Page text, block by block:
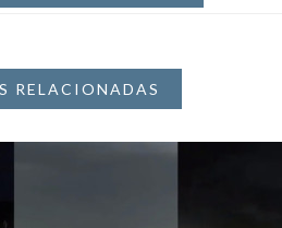
RELACIONADAS